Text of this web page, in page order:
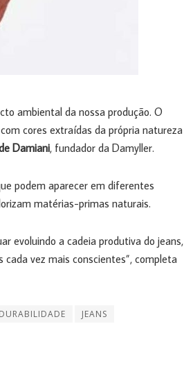
ambiental da nossa produção. O
cores extraídas da própria natureza
Damiani, fundador da Damyller.
podem aparecer em diferentes
matérias-primas naturais.
evoluindo a cadeia produtiva do jeans,
vez mais conscientes”, completa
DURABILIDADE
JEANS